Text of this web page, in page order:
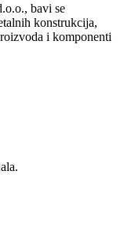
bavi se
konstrukcija,
i komponenti